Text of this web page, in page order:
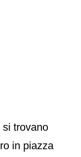
trovano
in piazza